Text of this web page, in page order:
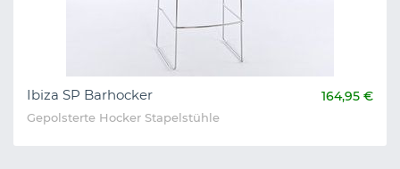
Ibiza SP Barhocker 164,95 €
Gepolsterte Hocker Stapelstühle